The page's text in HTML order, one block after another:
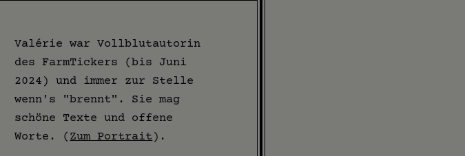
Valérie war Vollblutautorin
des FarmTickers (bis Juni
2024) und immer zur Stelle
wenn's "brennt". Sie mag
schöne Texte und offene
Worte. ( Zum Portrait ).